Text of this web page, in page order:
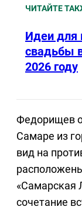
ЧИТАЙТЕ
Идеи для
свадьбы
2026 году
Федорищев
Самаре из
вид на
«Самарская
сочетание